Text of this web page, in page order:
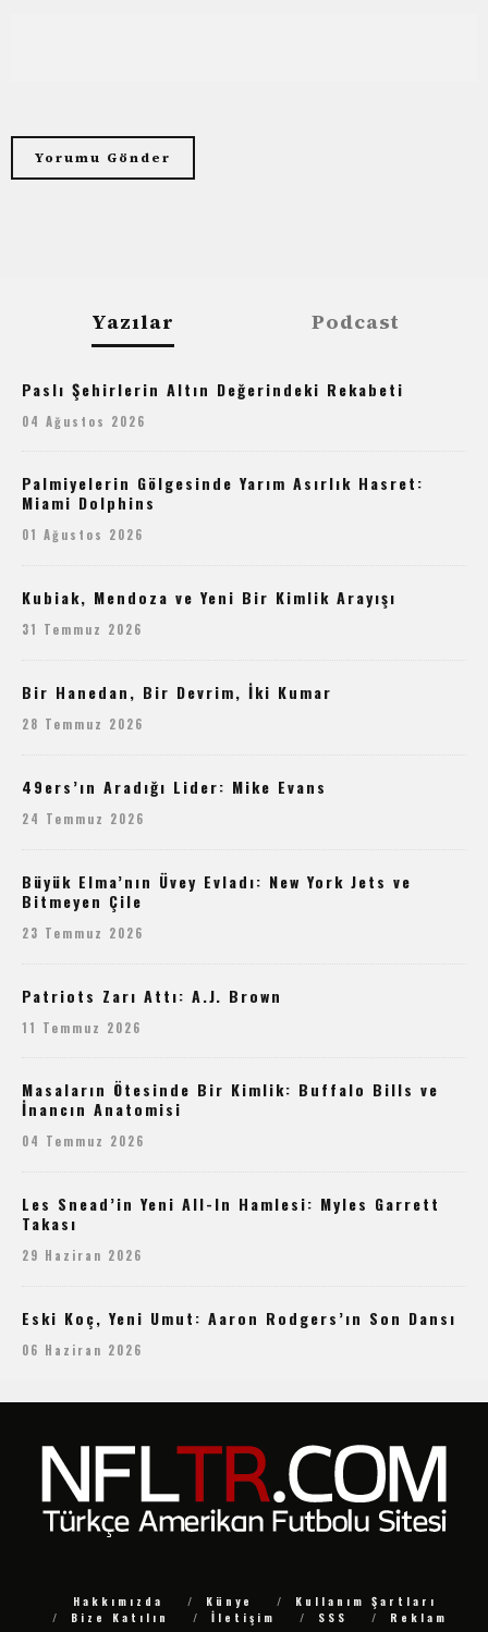
Yazılar Podcast
Paslı Şehirlerin Altın Değerindeki Rekabeti
04 Ağustos 2026
Palmiyelerin Gölgesinde Yarım Asırlık Hasret:
Miami Dolphins
01 Ağustos 2026
Kubiak, Mendoza ve Yeni Bir Kimlik Arayışı
31 Temmuz 2026
Bir Hanedan, Bir Devrim, İki Kumar
28 Temmuz 2026
49ers’ın Aradığı Lider: Mike Evans
24 Temmuz 2026
Büyük Elma’nın Üvey Evladı: New York Jets ve
Bitmeyen Çile
23 Temmuz 2026
Patriots Zarı Attı: A.J. Brown
11 Temmuz 2026
Masaların Ötesinde Bir Kimlik: Buffalo Bills ve
İnancın Anatomisi
04 Temmuz 2026
Les Snead’in Yeni All-In Hamlesi: Myles Garrett
Takası
29 Haziran 2026
Eski Koç, Yeni Umut: Aaron Rodgers’ın Son Dansı
06 Haziran 2026
Hakkımızda Künye
Kullanım Şartları
Bize Katılın
İletişim SSS Reklam